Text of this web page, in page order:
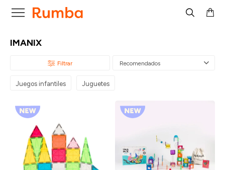

IMANIX
Recomendados
Juegos infantiles Juguetes